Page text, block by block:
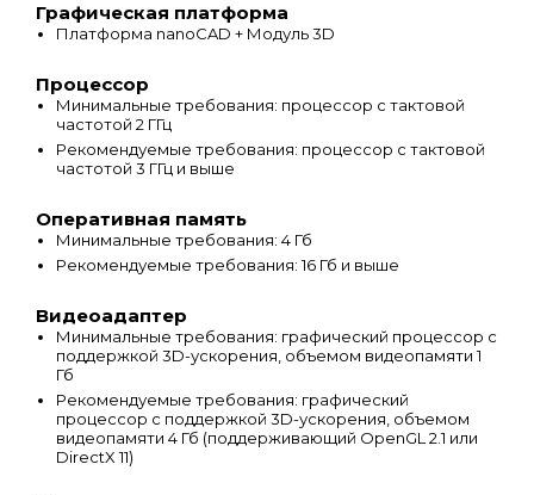
Графическая платформа
Платформа nanoCAD + Модуль 3D
Процессор
Минимальные требования: процессор с тактовой
частотой 2 ГГц
Рекомендуемые требования: процессор с тактовой
частотой 3 ГГц и выше
Оперативная память
Минимальные требования: 4 Гб
Рекомендуемые требования: 16 Гб и выше
Видеоадаптер
Минимальные требования: графический процессор с
поддержкой 3D-ускорения, объемом видеопамяти 1
Гб
Рекомендуемые требования: графический
процессор с поддержкой 3D-ускорения, объемом
видеопамяти 4 Гб (поддерживающий OpenGL 2.1 или
DirectX 11)